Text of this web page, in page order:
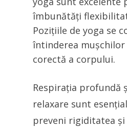
îmbunătăți
Pozițiile de yoga se
întinderea mușchilor
corectă a corpului.
Respirația profundă
relaxare sunt
preveni rigiditatea